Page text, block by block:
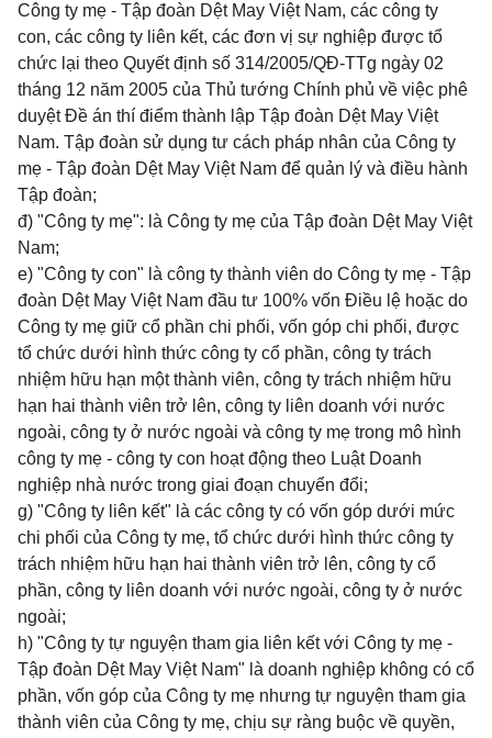
Công ty mẹ - Tập đoàn Dệt May Việt Nam, các công ty
con, các công ty liên kết, các đơn vị sự nghiệp được tổ
chức lại theo Quyết định số 314/2005/QĐ-TTg ngày 02
tháng 12 năm 2005 của Thủ tướng Chính phủ về việc phê
duyệt Đề án thí điểm thành lập Tập đoàn Dệt May Việt
Nam. Tập đoàn sử dụng tư cách pháp nhân của Công ty
mẹ - Tập đoàn Dệt May Việt Nam để quản lý và điều hành
Tập đoàn;
đ) "Công ty mẹ": là Công ty mẹ của Tập đoàn Dệt May Việt
Nam;
e) "Công ty con" là công ty thành viên do Công ty mẹ - Tập
đoàn Dệt May Việt Nam đầu tư 100% vốn Điều lệ hoặc do
Công ty mẹ giữ cổ phần chi phối, vốn góp chi phối, được
tổ chức dưới hình thức công ty cổ phần, công ty trách
nhiệm hữu hạn một thành viên, công ty trách nhiệm hữu
hạn hai thành viên trở lên, công ty liên doanh với nước
ngoài, công ty ở nước ngoài và công ty mẹ trong mô hình
công ty mẹ - công ty con hoạt động theo Luật Doanh
nghiệp nhà nước trong giai đoạn chuyển đổi;
g) "Công ty liên kết" là các công ty có vốn góp dưới mức
chi phối của Công ty mẹ, tổ chức dưới hình thức công ty
trách nhiệm hữu hạn hai thành viên trở lên, công ty cổ
phần, công ty liên doanh với nước ngoài, công ty ở nước
ngoài;
h) "Công ty tự nguyện tham gia liên kết với Công ty mẹ -
Tập đoàn Dệt May Việt Nam" là doanh nghiệp không có cổ
phần, vốn góp của Công ty mẹ nhưng tự nguyện tham gia
thành viên của Công ty mẹ, chịu sự ràng buộc về quyền,